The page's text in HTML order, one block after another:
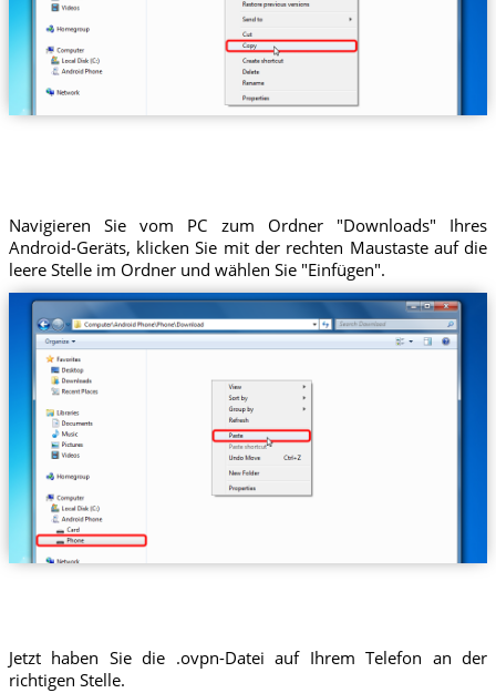
Navigieren Sie vom PC zum Ordner "Downloads" Ihres
Android-Geräts, klicken Sie mit der rechten Maustaste auf die
leere Stelle im Ordner und wählen Sie "Einfügen".
Jetzt haben Sie die .ovpn-Datei auf Ihrem Telefon an der
richtigen Stelle.